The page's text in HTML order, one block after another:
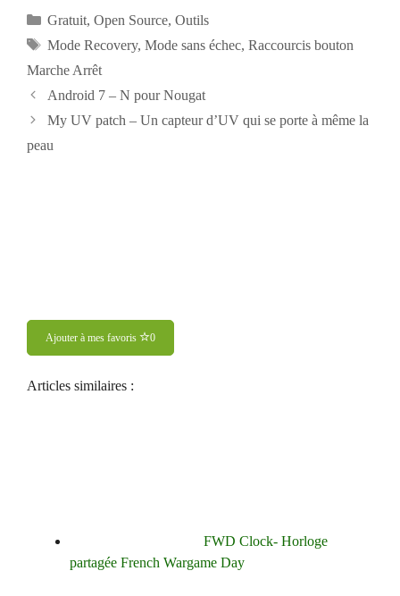
Catégories
Gratuit, Open Source, Outils
Étiquettes
Mode Recovery, Mode sans échec, Raccourcis bouton
Marche Arrêt
Navigation
des
Android 7 – N pour Nougat
My UV patch – Un capteur d’UV qui se porte à même la
peau
Ajouter à mes favoris 0
Articles similaires :
FWD Clock- Horloge
partagée French Wargame Day